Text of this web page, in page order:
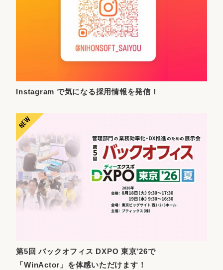
Instagram で気になる採用情報を発信！
第5回 バックオフィス DXPO 東京'26で
「WinActor」を体感いただけます！